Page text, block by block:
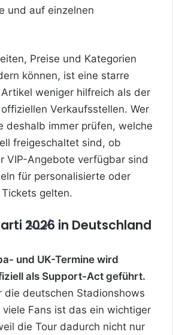
und auf einzelnen
Preise und Kategorien
können, ist eine starre
weniger hilfreich als der
Verkaufsstellen. Wer
deshalb immer prüfen, welche
freigeschaltet sind, ob
VIP-Angebote verfügbar sind
für personalisierte oder
gelten.
2026 in Deutschland
und UK-Termine wird
als Support-Act geführt.
die deutschen Stadionshows
viele Fans ist das ein wichtiger
die Tour dadurch nicht nur